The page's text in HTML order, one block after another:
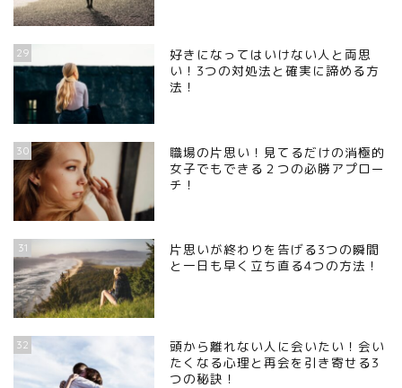
29
好きになってはいけない人と両思
い！3つの対処法と確実に諦める方
法！
30
職場の片思い！見てるだけの消極的
女子でもできる２つの必勝アプロー
チ！
31
片思いが終わりを告げる3つの瞬間
と一日も早く立ち直る4つの方法！
32
頭から離れない人に会いたい！会い
たくなる心理と再会を引き寄せる3
つの秘訣！